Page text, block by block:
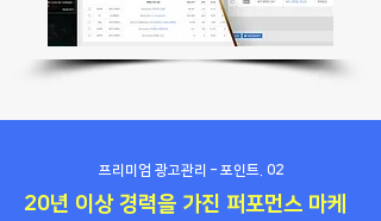
프리미엄 광고관리 – 포인트. 02
20년 이상 경력을 가진 퍼포먼스 마케